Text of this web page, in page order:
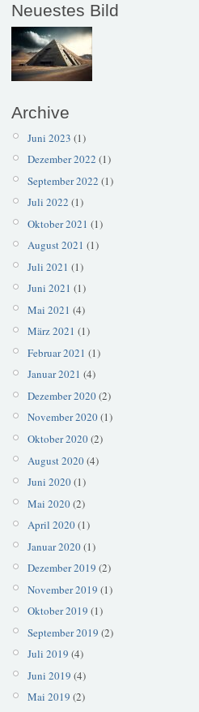
Neuestes Bild
Archive
Juni 2023 (1)
Dezember 2022 (1)
September 2022 (1)
Juli 2022 (1)
Oktober 2021 (1)
August 2021 (1)
Juli 2021 (1)
Juni 2021 (1)
Mai 2021 (4)
März 2021 (1)
Februar 2021 (1)
Januar 2021 (4)
Dezember 2020(2)
November 2020(1)
Oktober 2020(2)
August 2020(4)
Juni 2020(1)
Mai 2020(2)
April 2020(1)
Januar 2020(1)
Dezember 2019 (2)
November 2019 (1)
Oktober 2019 (1)
September 2019 (2)
Juli 2019 (4)
Juni 2019 (4)
Mai 2019 (2)